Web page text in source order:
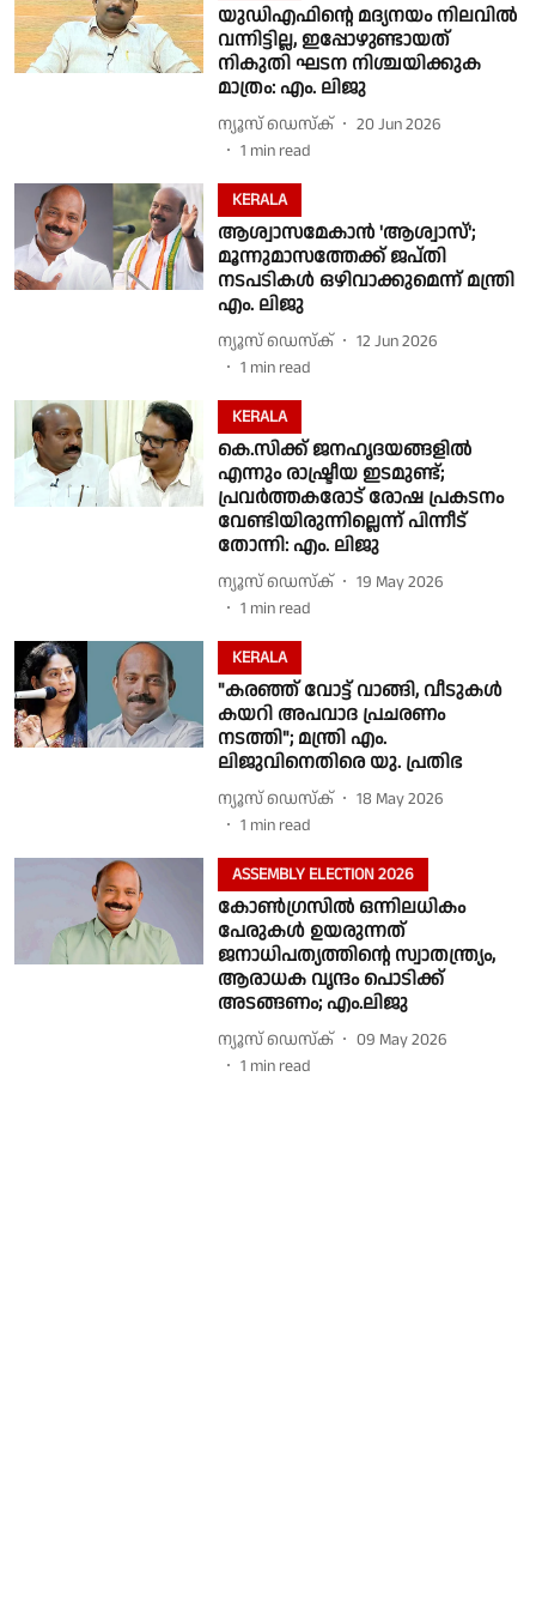
യുഡിഎഫിൻ്റെ മദ്യനയം നിലവിൽ
വന്നിട്ടില്ല, ഇപ്പോഴുണ്ടായത്
നികുതി ഘടന നിശ്ചയിക്കുക
മാത്രം: എം. ലിജു
ന്യൂസ് ഡെസ്ക്
20 Jun 2026
1 min read
KERALA
ആശ്വാസമേകാൻ 'ആശ്വാസ്';
മൂന്നുമാസത്തേക്ക് ജപ്തി
നടപടികൾ ഒഴിവാക്കുമെന്ന് മന്ത്രി
എം. ലിജു
ന്യൂസ് ഡെസ്ക്
12 Jun 2026
1 min read
KERALA
കെ.സിക്ക് ജനഹൃദയങ്ങളില്‍
എന്നും രാഷ്ട്രീയ ഇടമുണ്ട്;
പ്രവര്‍ത്തകരോട് രോഷ പ്രകടനം
വേണ്ടിയിരുന്നില്ലെന്ന് പിന്നീട്
തോന്നി: എം. ലിജു
ന്യൂസ് ഡെസ്ക്
19 May 2026
1 min read
KERALA
"കരഞ്ഞ് വോട്ട് വാങ്ങി, വീടുകൾ
കയറി അപവാദ പ്രചരണം
നടത്തി"; മന്ത്രി എം.
ലിജുവിനെതിരെ യു. പ്രതിഭ
ന്യൂസ് ഡെസ്ക്
18 May 2026
1 min read
ASSEMBLY ELECTION 2026
കോൺഗ്രസിൽ ഒന്നിലധികം
പേരുകൾ ഉയരുന്നത്
ജനാധിപത്യത്തിന്റെ സ്വാതന്ത്ര്യം,
ആരാധക വൃന്ദം പൊടിക്ക്
അടങ്ങണം; എം.ലിജു
ന്യൂസ് ഡെസ്ക്
09 May 2026
1 min read